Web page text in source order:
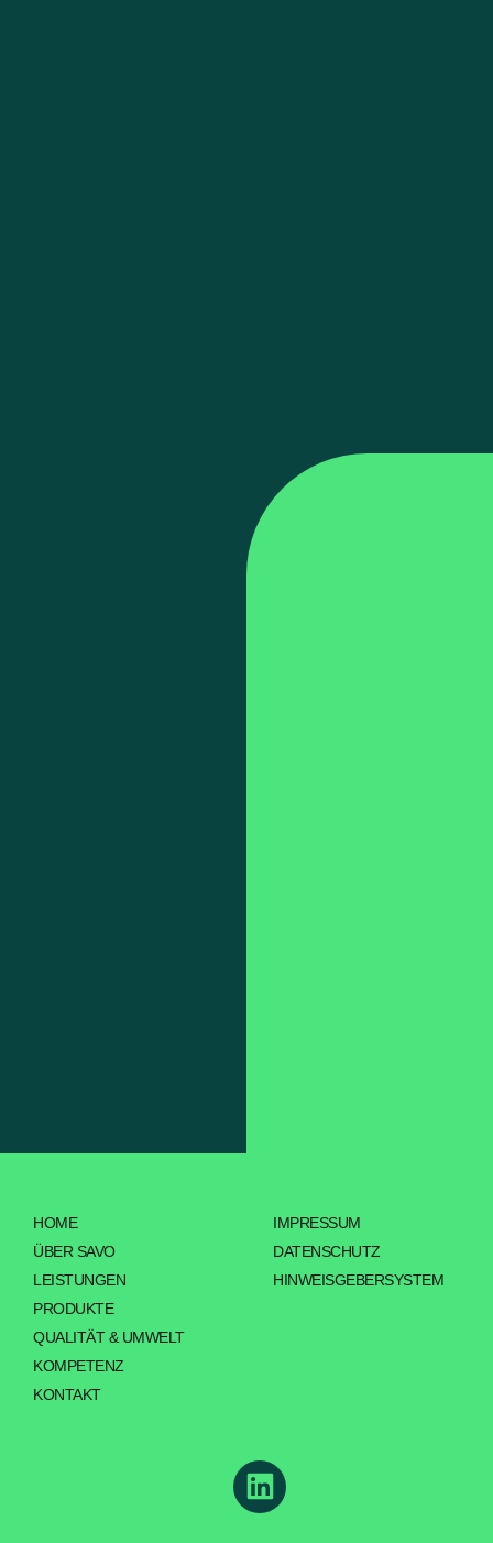
HOME
ÜBER SAVO
LEISTUNGEN
PRODUKTE
QUALITÄT & UMWELT
KOMPETENZ
KONTAKT
IMPRESSUM
DATENSCHUTZ
HINWEISGEBERSYSTEM